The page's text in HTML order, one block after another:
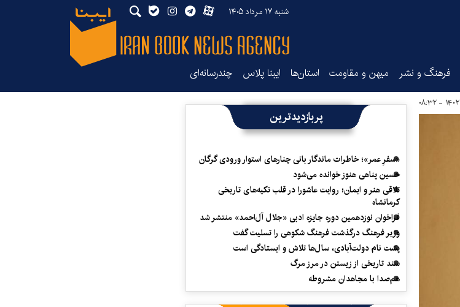
شنبه ۱۷ مرداد ۱۴۰۵
فرهنگ و نشر میهن و مقاومت استان‌ها ایبنا پلاس چندرسانه‌ای
پربازدیدترین
«سفرِ عمر»؛ خاطرات ماندگار بانی چنارهای استوار ورودی گرگان
حسین پناهی هنوز خوانده می‌شود
تلاقی هنر و ایمان؛ روایت عاشورا در قلب تکیه‌های تاریخی
کرمانشاه
فراخوان نوزدهمین دوره جایزه ادبی «جلال آل‌احمد» منتشر شد
وزیر فرهنگ درگذشت فرهنگ شکوهی را تسلیت گفت
پشت نام دولت‌آبادی، سال‌ها تلاش و ایستادگی است
سند تاریخی از زیستن در مرز مرگ
هم‌صدا با مجاهدان مشروطه